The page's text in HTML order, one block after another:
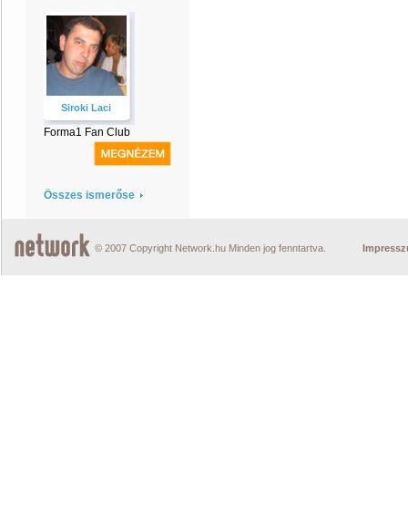
Siroki Laci
Forma1 Fan Club
Összes ismerőse
© 2007 Copyright Network.hu Minden jog fenntartva.